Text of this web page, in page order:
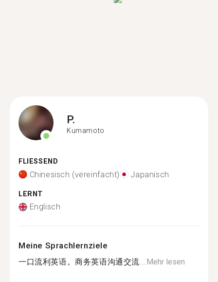
P.
Kumamoto
FLIESSEND
Chinesisch (vereinfacht) Japanisch
LERNT
Englisch
Meine Sprachlernziele
一口流利英语。商务英语沟通交流...Mehr lesen